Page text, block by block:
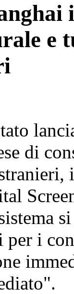
e
di
i